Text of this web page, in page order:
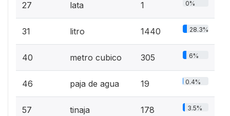
27 lata 1 0%
31 litro 1440 28.3%
40 metro cubico 305 6%
46 paja de agua 19 0.4%
57 tinaja 178 3.5%